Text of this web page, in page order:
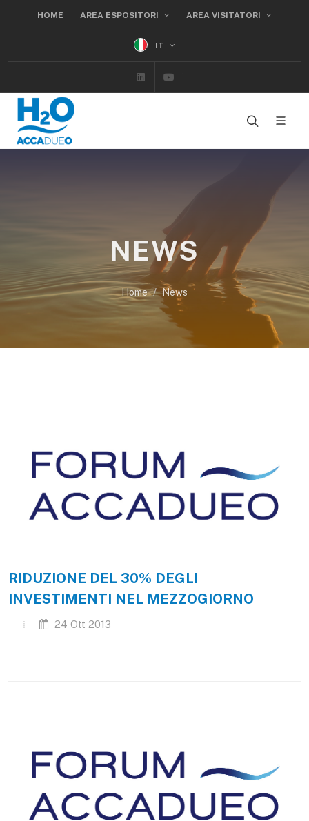
HOME AREA ESPOSITORI AREA VISITATORI
IT
Linkedin
NEWS
Home News
RIDUZIONE DEL 30% DEGLI
INVESTIMENTI NEL MEZZOGIORNO
24 Ott 2013